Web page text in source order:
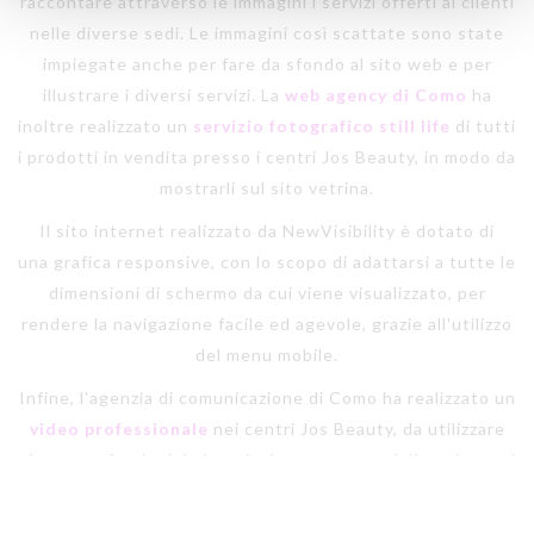
nelle diverse sedi. Le immagini così scattate sono state
impiegate anche per fare da sfondo al sito web e per
illustrare i diversi servizi. La web agency di Como ha
inoltre realizzato un servizio fotografico still life di tutti
i prodotti in vendita presso i centri Jos Beauty, in modo da
mostrarli sul sito vetrina.
Il sito internet realizzato da NewVisibility è dotato di
una grafica responsive, con lo scopo di adattarsi a tutte le
dimensioni di schermo da cui viene visualizzato, per
rendere la navigazione facile ed agevole, grazie all'utilizzo
del menu mobile.
Infine, l'agenzia di comunicazione di Como ha realizzato un
video professionale nei centri Jos Beauty, da utilizzare
sia come sfondo del sito, sia da mostrare nei diversi centri